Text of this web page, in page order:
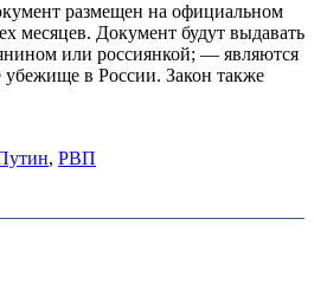
размещен на официальном
месяцев. Документ будут выдавать
или россиянкой; — являются
в России. Закон также
, РВП